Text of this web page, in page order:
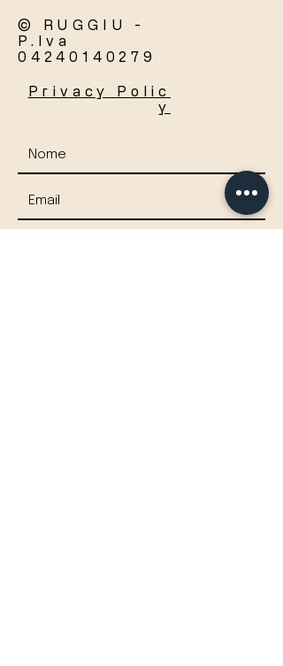
© RUGGIU -
P.Iva
04240140279
Privacy
Polic
y